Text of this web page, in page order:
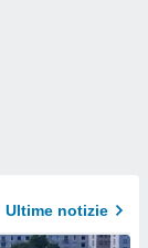
Ultime notizie